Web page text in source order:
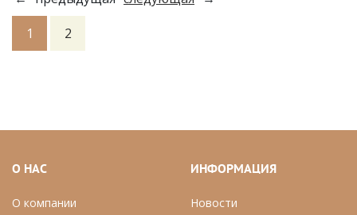
1
2
О НАС
О компании
ИНФОРМАЦИЯ
Новости